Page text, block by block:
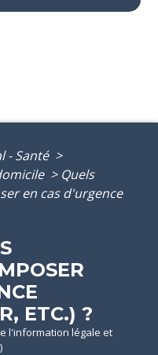
- Santé >
> Quels
en cas d'urgence
ETC.) ?
l'information légale et